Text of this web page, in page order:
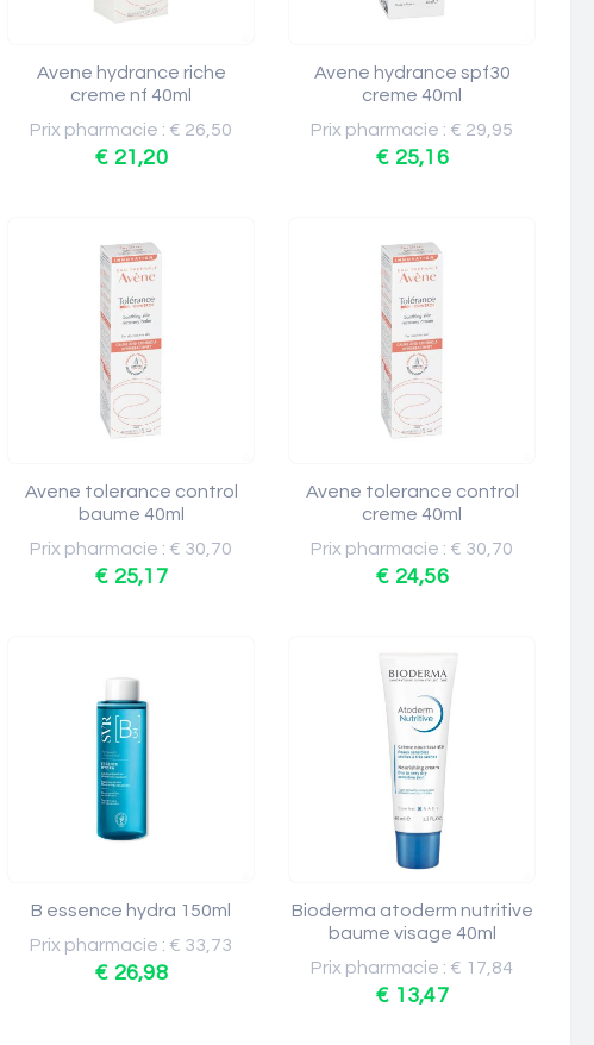
Avene hydrance riche
creme nf 40ml
Prix pharmacie : € 26,50
€ 21,20
Avene hydrance spf30
creme 40ml
Prix pharmacie : € 29,95
€ 25,16
Avene tolerance control
baume 40ml
Prix pharmacie : € 30,70
€ 25,17
Avene tolerance control
creme 40ml
Prix pharmacie : € 30,70
€ 24,56
B essence hydra 150ml
Prix pharmacie : € 33,73
€ 26,98
Bioderma atoderm nutritive
baume visage 40ml
Prix pharmacie : € 17,84
€ 13,47